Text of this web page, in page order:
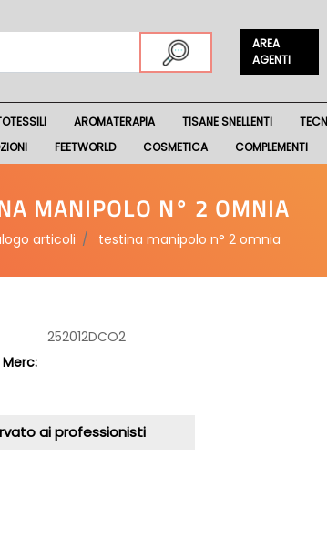
AREA
AGENTI
AROMATERAPIA TISANE SNELLENTI
FEETWORLD COSMETICA COMPLEMENTI
MANIPOLO N° 2 OMNIA
articoli testina manipolo n° 2 omnia
252012DCO2
ai professionisti